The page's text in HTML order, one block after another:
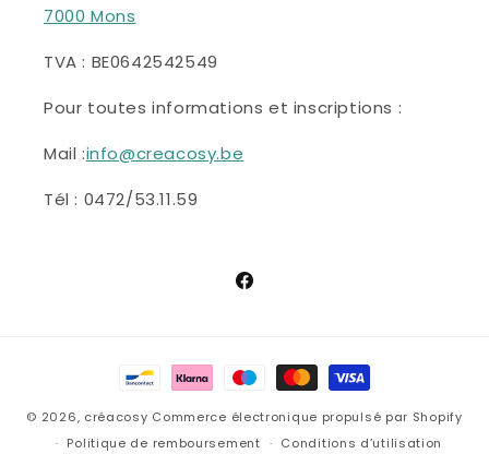
7000 Mons
TVA : BE0642542549
Pour toutes informations et inscriptions :
Mail :info@creacosy.be
Tél : 0472/53.11.59
Facebook
Moyens
paiement
© 2026, créacosy Commerce électronique propulsé par Shopify
Politique de remboursement
Conditions d’utilisation